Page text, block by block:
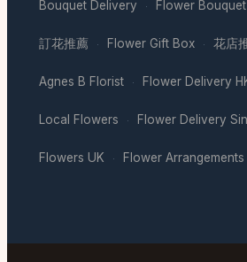
Bouquet Delivery · Flower Bouquet
訂花推薦 · Flower Gift Box · 花店
Agnes B Florist · Flower Delivery
Local Flowers · Flower Delivery
Flowers UK · Flower Arrangements